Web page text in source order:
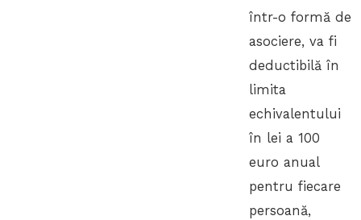
într-o formă de
asociere, va fi
deductibilă în
limita
echivalentului
în lei a 100
euro anual
pentru fiecare
persoană,